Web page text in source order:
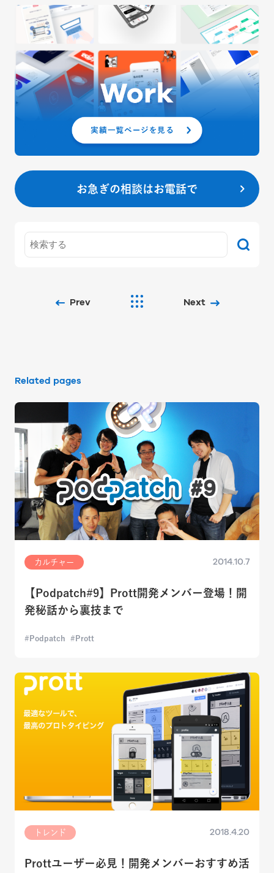
お急ぎの相談はお電話で
Prev Next
Related pages
カルチャー 2014.10.7
【Podpatch#9】Prott開発メンバー登場！開
発秘話から裏技まで
Podpatch Prott
トレンド 2018.4.20
Prottユーザー必見！開発メンバーおすすめ活